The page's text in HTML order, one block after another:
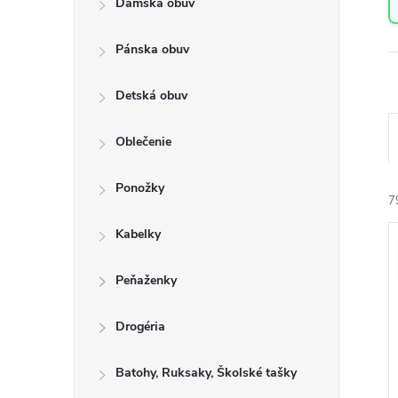
Pánska obuv
Detská obuv
Oblečenie
Ponožky
Kabelky
Peňaženky
Drogéria
Batohy, Ruksaky, Školské tašky
e
n